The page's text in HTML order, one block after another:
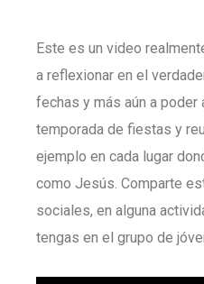
Este es un video
a reflexionar en el
fechas y más aún a poder
temporada de fiestas y
ejemplo en cada lugar
como Jesús. Comparte
sociales, en alguna
tengas en el grupo de